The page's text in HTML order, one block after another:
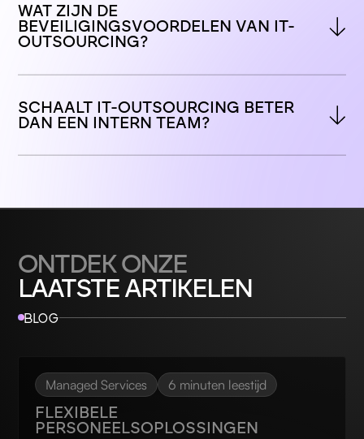
WAT ZIJN DE
BEVEILIGINGSVOORDELEN VAN IT-
OUTSOURCING?
SCHAALT IT-OUTSOURCING BETER
DAN EEN INTERN TEAM?
ONTDEK ONZE
LAATSTE ARTIKELEN
BLOG
Managed Services 6 minuten leestijd
FLEXIBELE
PERSONEELSOPLOSSINGEN